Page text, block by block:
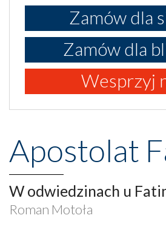
Zamów dla
Zamów dla
Wesprzyj
Apostolat
W odwiedzinach u
Roman Motoła